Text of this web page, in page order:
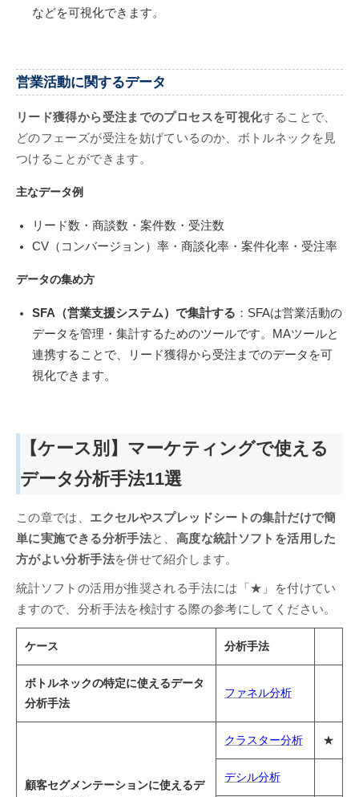
などを可視化できます。
営業活動に関するデータ
リード獲得から受注までのプロセスを可視化することで、
どのフェーズが受注を妨げているのか、ボトルネックを見
つけることができます。
主なデータ例
リード数・商談数・案件数・受注数
CV（コンバージョン）率・商談化率・案件化率・受注率
データの集め方
SFA（営業支援システム）で集計する ：SFAは営業活動の
データを管理・集計するためのツールです。MAツールと
連携することで、リード獲得から受注までのデータを可
視化できます。
【ケース別】マーケティングで使える
データ分析手法11選
この章では、 エクセルやスプレッドシートの集計だけで簡
単に実施できる分析手法と、 高度な統計ソフトを活用した
方がよい分析手法を併せて紹介します。
統計ソフトの活用が推奨される手法には「★」を付けてい
ますので、分析手法を検討する際の参考にしてください。
ケース 分析手法
ボトルネックの特定に使えるデータ
分析手法
ファネル分析
顧客セグメンテーションに使えるデ
クラスター分析 ★
デシル分析